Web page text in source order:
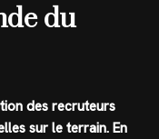
du
des recruteurs
sur le terrain. En